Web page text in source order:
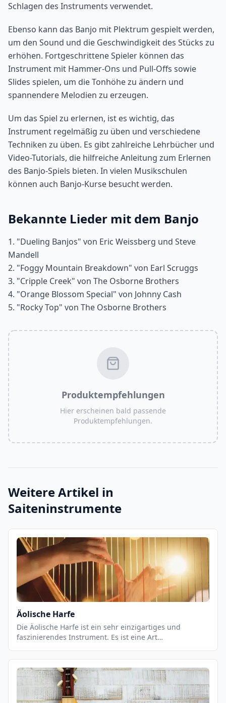
Schlagen des Instruments verwendet.
Ebenso kann das Banjo mit Plektrum gespielt werden,
um den Sound und die Geschwindigkeit des Stücks zu
erhöhen. Fortgeschrittene Spieler können das
Instrument mit Hammer-Ons und Pull-Offs sowie
Slides spielen, um die Tonhöhe zu ändern und
spannendere Melodien zu erzeugen.
Um das Spiel zu erlernen, ist es wichtig, das
Instrument regelmäßig zu üben und verschiedene
Techniken zu üben. Es gibt zahlreiche Lehrbücher und
Video-Tutorials, die hilfreiche Anleitung zum Erlernen
des Banjo-Spiels bieten. In vielen Musikschulen
können auch Banjo-Kurse besucht werden.
Bekannte Lieder mit dem Banjo
1. "Dueling Banjos" von Eric Weissberg und Steve
Mandell
2. "Foggy Mountain Breakdown" von Earl Scruggs
3. "Cripple Creek" von The Osborne Brothers
4. "Orange Blossom Special" von Johnny Cash
5. "Rocky Top" von The Osborne Brothers
Produktempfehlungen
Hier erscheinen bald passende
Produktempfehlungen.
Weitere Artikel in
Saiteninstrumente
Äolische Harfe
Die Äolische Harfe ist ein sehr einzigartiges und
faszinierendes Instrument. Es ist eine Art
mit Saiten bespannt ist. Es wird normalerweise an
einem Baum oder einem anderen Gebäude befestigt, so
dass die Saiten dem Wind ausgesetzt sind. Wenn der
Wind durch die Saiten weht, erzeugt er einen
einzigartigen Klang, der als äolisch bezeichnet wird.